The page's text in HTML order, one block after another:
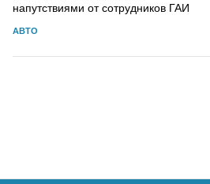
напутствиями от сотрудников ГАИ
АВТО